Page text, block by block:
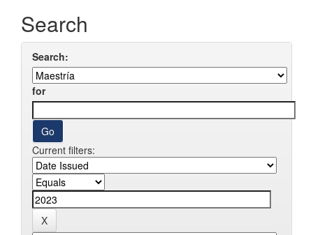
Search
Search:
for
Current filters: